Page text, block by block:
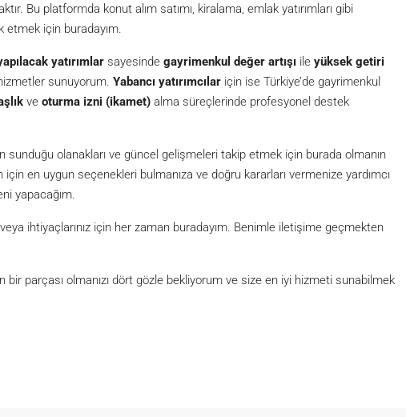
Bu platformda konut alım satımı, kiralama, emlak yatırımları gibi
etmek için buradayım.
yatırımlar sayesinde gayrimenkul değer artışı ile yüksek getiri
sunuyorum. Yabancı yatırımcılar için ise Türkiye’de gayrimenkul
ve oturma izni (ikamet) alma süreçlerinde profesyonel destek
sunduğu olanakları ve güncel gelişmeleri takip etmek için burada olmanın
en uygun seçenekleri bulmanıza ve doğru kararları vermenize yardımcı
yapacağım.
veya ihtiyaçlarınız için her zaman buradayım. Benimle iletişime geçmekten
bir parçası olmanızı dört gözle bekliyorum ve size en iyi hizmeti sunabilmek